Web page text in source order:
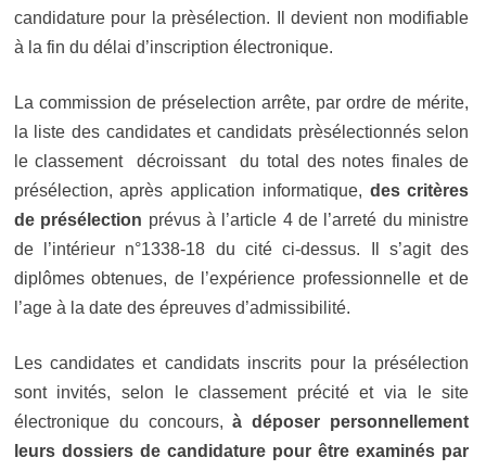
candidature pour la prèsélection. Il devient non modifiable
à la fin du délai d’inscription électronique.
La commission de préselection arrête, par ordre de mérite,
la liste des candidates et candidats prèsélectionnés selon
le classement décroissant du total des notes finales de
présélection, après application informatique, des critères
de présélection prévus à l’article 4 de l’arreté du ministre
de l’intérieur n°1338-18 du cité ci-dessus. Il s’agit des
diplômes obtenues, de l’expérience professionnelle et de
l’age à la date des épreuves d’admissibilité.
Les candidates et candidatsinscrits pour la présélection
sont invités, selon le classement précité et via le site
électronique du concours,à déposer personnellement
leurs dossiers de candidature pour être examinés par